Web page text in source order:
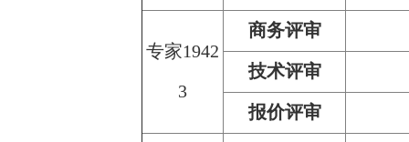
专家1942
3
商务评审
技术评审
报价评审